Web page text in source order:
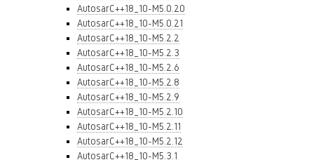
AutosarC++18_10-M5.0.20
AutosarC++18_10-M5.0.21
AutosarC++18_10-M5.2.2
AutosarC++18_10-M5.2.3
AutosarC++18_10-M5.2.6
AutosarC++18_10-M5.2.8
AutosarC++18_10-M5.2.9
AutosarC++18_10-M5.2.10
AutosarC++18_10-M5.2.11
AutosarC++18_10-M5.2.12
AutosarC++18_10-M5.3.1